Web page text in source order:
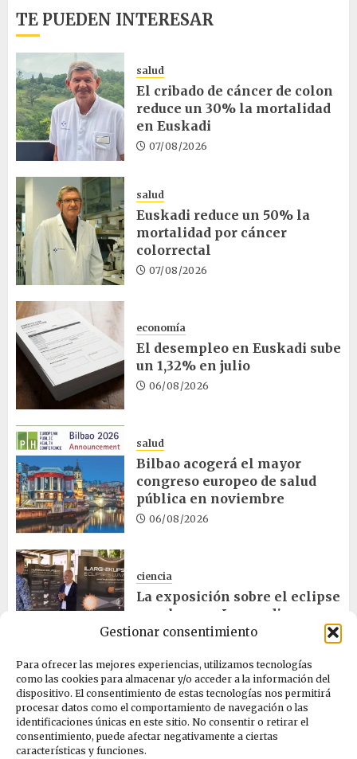
Gestionar consentimiento
Para ofrecer las mejores experiencias, utilizamos tecnologías
como las cookies para almacenar y/o acceder a la información del
dispositivo. El consentimiento de estas tecnologías nos permitirá
procesar datos como el comportamiento de navegación o las
identificaciones únicas en este sitio. No consentir o retirar el
consentimiento, puede afectar negativamente a ciertas
características y funciones.
TE PUEDEN INTERESAR
salud
El cribado de cáncer de colon
reduce un 30% la mortalidad
en Euskadi
07/08/2026
salud
Euskadi reduce un 50% la
mortalidad por cáncer
colorrectal
07/08/2026
economía
El desempleo en Euskadi sube
un 1,32% en julio
06/08/2026
salud
Bilbao acogerá el mayor
congreso europeo de salud
pública en noviembre
06/08/2026
ciencia
La exposición sobre el eclipse
concluye en Laguardia
06/08/2026
salud
Osakidetza invertirá más de
un millón en rehabilitar el
ambulatorio de Eibar